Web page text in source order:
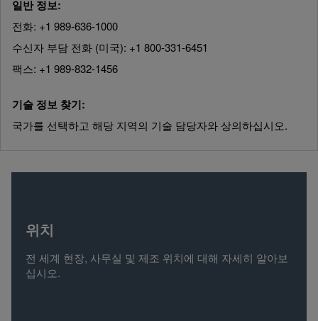
일반 정보:
전화: +1 989-636-1000
수신자 부담 전화 (미국): +1 800-331-6451
팩스: +1 989-832-1456
기술 정보 찾기:
국가를 선택하고 해당 지역의 기술 담당자와 상의하십시오.
위치
전 세계 현장, 사무실 및 제조 위치에 대해 자세히 알아보
십시오.